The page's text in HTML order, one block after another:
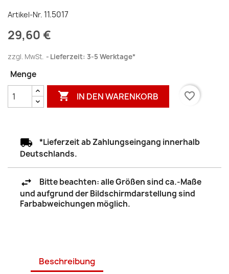
Artikel-Nr. 11.5017
29,60 €
zzgl. MwSt. Lieferzeit: 3-5 Werktage*
Menge
 IN DEN WARENKORB favorite_border
*Lieferzeit ab Zahlungseingang innerhalb
Deutschlands.
Bitte beachten: alle Größen sind ca.-Maße
und aufgrund der Bildschirmdarstellung sind
Farbabweichungen möglich.
Beschreibung